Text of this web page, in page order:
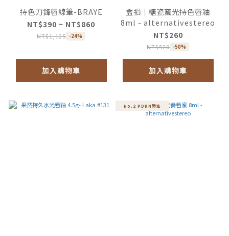
持色刀鋒唇線筆-BRAYE
NT$390 ~ NT$860
NT$1,125 -24%
加入購物車
盒損｜糖瓷蜜光持色唇釉
8ml - alternativestereo
NT$260
NT$520 -50%
加入購物車
No.2 PDRN唇蜜